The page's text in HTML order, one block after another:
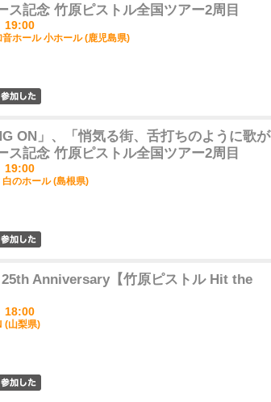
ス記念 竹原ピストル全国ツアー2周目
19:00
ホール 小ホール (鹿児島県)
ON」、「悄気る街、舌打ちのように歌が
ス記念 竹原ピストル全国ツアー2周目
19:00
のホール (島根県)
25th Anniversary【竹原ピストル Hit the
18:00
(山梨県)